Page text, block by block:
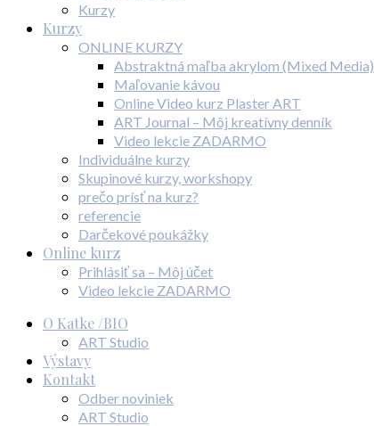
Kurzy
Kurzy
ONLINE KURZY
Abstraktná maľba akrylom (Mixed Media)
Maľovanie kávou
Online Video kurz Plaster ART
ART Journal – Môj kreatívny denník
Video lekcie ZADARMO
Individuálne kurzy
Skupinové kurzy, workshopy
prečo prísť na kurz?
referencie
Darčekové poukážky
Online kurz
Prihlásiť sa – Môj účet
Video lekcie ZADARMO
O Katke /BIO
ART Studio
Výstavy
Kontakt
Odber noviniek
ART Studio